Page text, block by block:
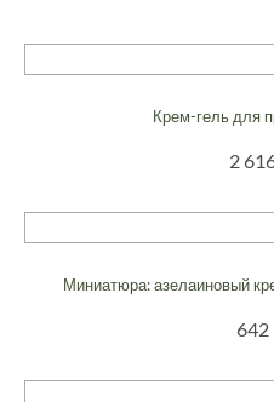
Крем-гель для
2
Миниатюра: азелаиновый
642